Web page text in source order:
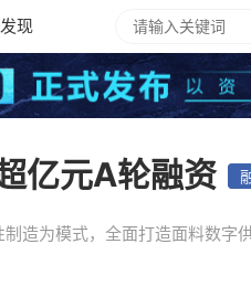
现
亿元A轮融资
造为模式，全面打造面料数字